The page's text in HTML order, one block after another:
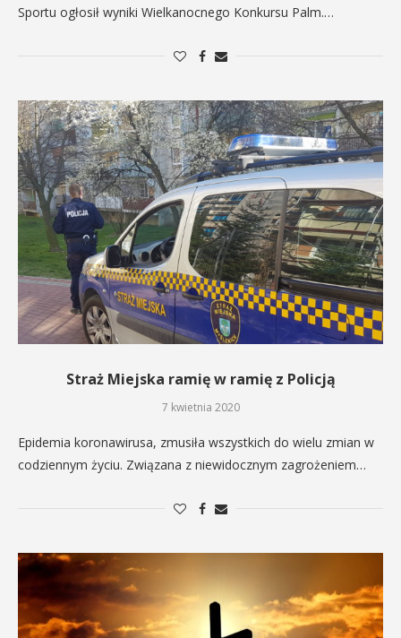
Sportu ogłosił wyniki Wielkanocnego Konkursu Palm.…
Straż Miejska ramię w ramię z Policją
7 kwietnia 2020
Epidemia koronawirusa, zmusiła wszystkich do wielu zmian w
codziennym życiu. Związana z niewidocznym zagrożeniem…